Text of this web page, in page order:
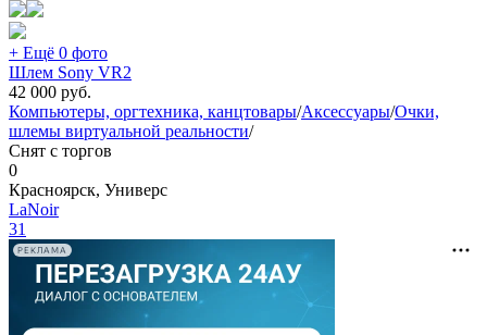
+ Ещё 0 фото
Шлем Sony VR2
42 000 руб.
Компьютеры, оргтехника, канцтовары/Аксессуары/Очки,
шлемы виртуальной реальности/
Снят с торгов
0
Красноярск, Универс
LaNoir
31
РЕКЛАМА